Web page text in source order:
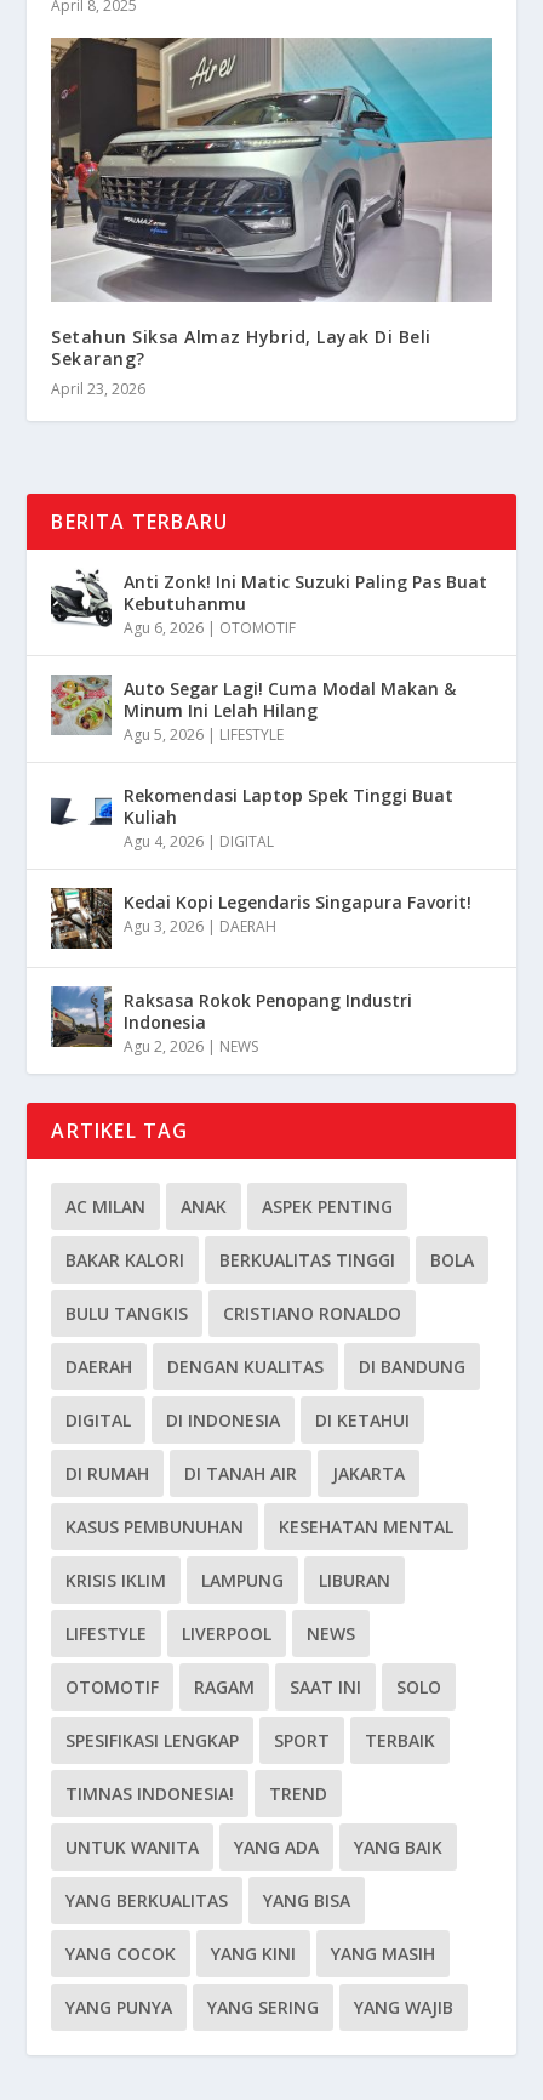
April 8, 2025
Setahun Siksa Almaz Hybrid, Layak Di Beli
Sekarang?
April 23, 2026
BERITA TERBARU
Anti Zonk! Ini Matic Suzuki Paling Pas Buat
Kebutuhanmu
Agu 6, 2026 | OTOMOTIF
Auto Segar Lagi! Cuma Modal Makan &
Minum Ini Lelah Hilang
Agu 5, 2026 | LIFESTYLE
Rekomendasi Laptop Spek Tinggi Buat
Kuliah
Agu 4, 2026 | DIGITAL
Kedai Kopi Legendaris Singapura Favorit!
Agu 3, 2026 | DAERAH
Raksasa Rokok Penopang Industri
Indonesia
Agu 2, 2026 | NEWS
ARTIKEL TAG
AC MILAN ANAK ASPEK PENTING
BAKAR KALORI BERKUALITAS TINGGI BOLA
BULU TANGKIS CRISTIANO RONALDO
DAERAH DENGAN KUALITAS DI BANDUNG
DIGITAL DI INDONESIA DI KETAHUI
DI RUMAH DI TANAH AIR JAKARTA
KASUS PEMBUNUHAN KESEHATAN MENTAL
KRISIS IKLIM LAMPUNG LIBURAN
LIFESTYLE LIVERPOOL NEWS
OTOMOTIF RAGAM SAAT INI SOLO
SPESIFIKASI LENGKAP SPORT TERBAIK
TIMNAS INDONESIA! TREND
UNTUK WANITA YANG ADA YANG BAIK
YANG BERKUALITAS YANG BISA
YANG COCOK YANG KINI YANG MASIH
YANG PUNYA YANG SERING YANG WAJIB